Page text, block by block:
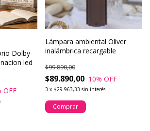
Dolby
led
OFF
Lámpara ambiental Oliver
inalámbrica recargable
$89.890,00
$99.890,00
10% OFF
3 x $29.963,33 sin interés
Comprar